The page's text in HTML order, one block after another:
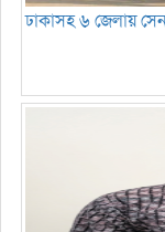
ঢাকাসহ ৬ জেলায়